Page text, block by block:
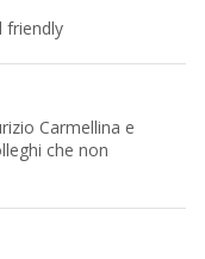
friendly
Carmellina e
che non